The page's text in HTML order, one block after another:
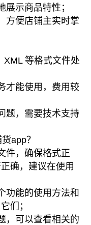
展示商品特性；
方便店铺主实时掌
XML 等格式文件处
才能使用，费用较
题，需要技术支持
app？
件，确保格式正
确，建议在使用
功能的使用方法和
们；
，可以查看相关的